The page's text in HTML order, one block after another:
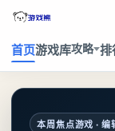
首页游戏库攻略 排
本周焦点游戏 · 编